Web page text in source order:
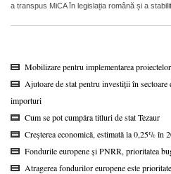
a transpus MiCA în legislația română și a
Mobilizare pentru implementarea
Ajutoare de stat pentru investiții în
importuri
Cum se pot cumpăra titluri de stat Tezaur
Creșterea economică, estimată la 0,25%
Fondurile europene și PNRR, prioritatea
Atragerea fondurilor europene este